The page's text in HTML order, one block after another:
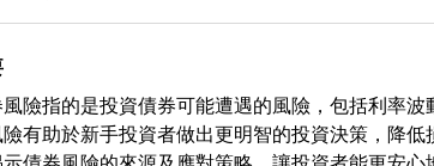
險指的是投資債券可能遭遇的風險，包括利率波
有助於新手投資者做出更明智的投資決策，降低